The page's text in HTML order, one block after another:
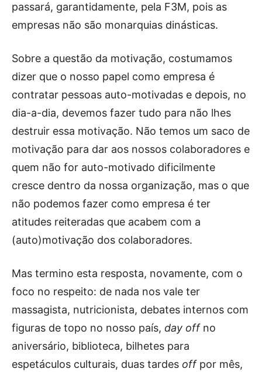
passará, garantidamente, pela F3M, pois as
empresas não são monarquias dinásticas.
Sobre a questão da motivação, costumamos
dizer que o nosso papel como empresa é
contratar pessoas auto-motivadas e depois, no
dia-a-dia, devemos fazer tudo para não lhes
destruir essa motivação. Não temos um saco de
motivação para dar aos nossos colaboradores e
quem não for auto-motivado dificilmente
cresce dentro da nossa organização, mas o que
não podemos fazer como empresa é ter
atitudes reiteradas que acabem com a
(auto)motivação dos colaboradores.
Mas termino esta resposta, novamente, com o
foco no respeito: de nada nos vale ter
massagista, nutricionista, debates internos com
figuras de topo no nosso país, day offno
aniversário, biblioteca, bilhetes para
espetáculos culturais, duas tardes off por mês,